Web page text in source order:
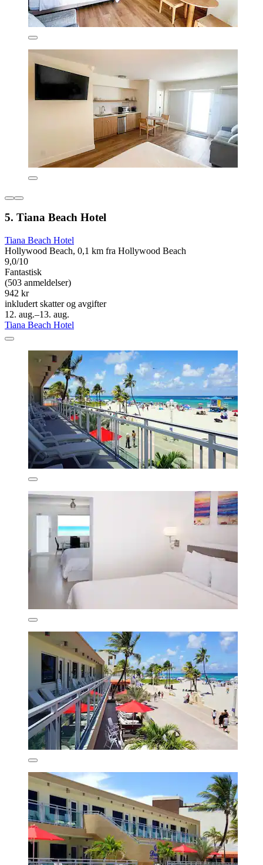
5. Tiana Beach Hotel
Tiana Beach Hotel
Hollywood Beach, 0,1 km fra Hollywood Beach
9,0/10
Fantastisk
(503 anmeldelser)
942 kr
inkludert skatter og avgifter
12. aug.–13. aug.
Tiana Beach Hotel